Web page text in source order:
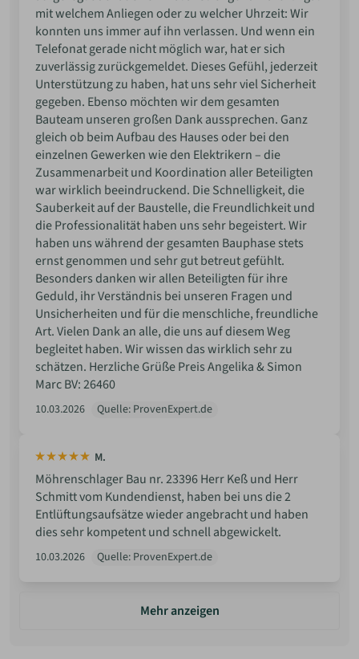
mit welchem Anliegen oder zu welcher Uhrzeit: Wir
konnten uns immer auf ihn verlassen. Und wenn ein
Telefonat gerade nicht möglich war, hat er sich
zuverlässig zurückgemeldet. Dieses Gefühl, jederzeit
Unterstützung zu haben, hat uns sehr viel Sicherheit
gegeben. Ebenso möchten wir dem gesamten
Bauteam unseren großen Dank aussprechen. Ganz
gleich ob beim Aufbau des Hauses oder bei den
einzelnen Gewerken wie den Elektrikern – die
Zusammenarbeit und Koordination aller Beteiligten
war wirklich beeindruckend. Die Schnelligkeit, die
Sauberkeit auf der Baustelle, die Freundlichkeit und
die Professionalität haben uns sehr begeistert. Wir
haben uns während der gesamten Bauphase stets
ernst genommen und sehr gut betreut gefühlt.
Besonders danken wir allen Beteiligten für ihre
Geduld, ihr Verständnis bei unseren Fragen und
Unsicherheiten und für die menschliche, freundliche
Art. Vielen Dank an alle, die uns auf diesem Weg
begleitet haben. Wir wissen das wirklich sehr zu
schätzen. Herzliche Grüße Preis Angelika & Simon
Marc BV: 26460
10.03.2026 Quelle: ProvenExpert.de
M.
Möhrenschlager Bau nr. 23396 Herr Keß und Herr
Schmitt vom Kundendienst, haben bei uns die 2
Entlüftungsaufsätze wieder angebracht und haben
dies sehr kompetent und schnell abgewickelt.
10.03.2026 Quelle: ProvenExpert.de
Mehr anzeigen